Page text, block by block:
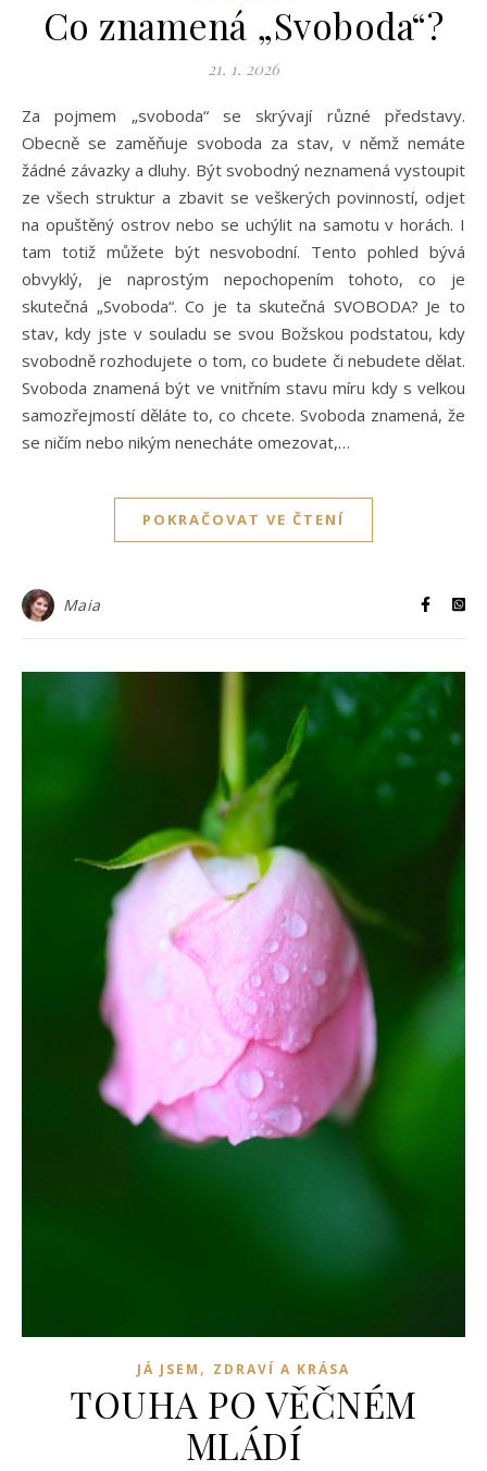
Co znamená „Svoboda“?
21. 1. 2026
Za pojmem „svoboda“ se skrývají různé představy.
Obecně se zaměňuje svoboda za stav, v němž nemáte
žádné závazky a dluhy. Být svobodný neznamená vystoupit
ze všech struktur a zbavit se veškerých povinností, odjet
na opuštěný ostrov nebo se uchýlit na samotu v horách. I
tam totiž můžete být nesvobodní. Tento pohled bývá
obvyklý, je naprostým nepochopením tohoto, co je
skutečná „Svoboda“. Co je ta skutečná SVOBODA? Je to
stav, kdy jste v souladu se svou Božskou podstatou, kdy
svobodně rozhodujete o tom, co budete či nebudete dělat.
Svoboda znamená být ve vnitřním stavu míru kdy s velkou
samozřejmostí děláte to, co chcete. Svoboda znamená, že
se ničím nebo nikým nenecháte omezovat,…
POKRAČOVAT VE ČTENÍ
Maia
JÁ JSEM , ZDRAVÍ A KRÁSA
TOUHA PO VĚČNÉM
MLÁDÍ